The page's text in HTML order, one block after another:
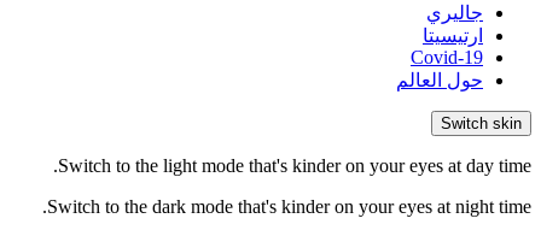
جاليري
ارتيسيتا
Covid-19
حول العالم
Switch skin
Switch to the light mode that's kinder on your eyes at day time.
Switch to the dark mode that's kinder on your eyes at night time.